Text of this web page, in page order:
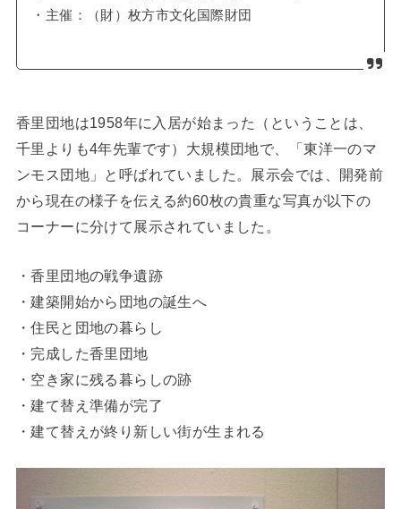
・主催：（財）枚方市文化国際財団
香里団地は1958年に入居が始まった（ということは、
千里よりも4年先輩です）大規模団地で、「東洋一のマ
ンモス団地」と呼ばれていました。展示会では、開発前
から現在の様子を伝える約60枚の貴重な写真が以下の
コーナーに分けて展示されていました。
・香里団地の戦争遺跡
・建築開始から団地の誕生へ
・住民と団地の暮らし
・完成した香里団地
・空き家に残る暮らしの跡
・建て替え準備が完了
・建て替えが終り新しい街が生まれる